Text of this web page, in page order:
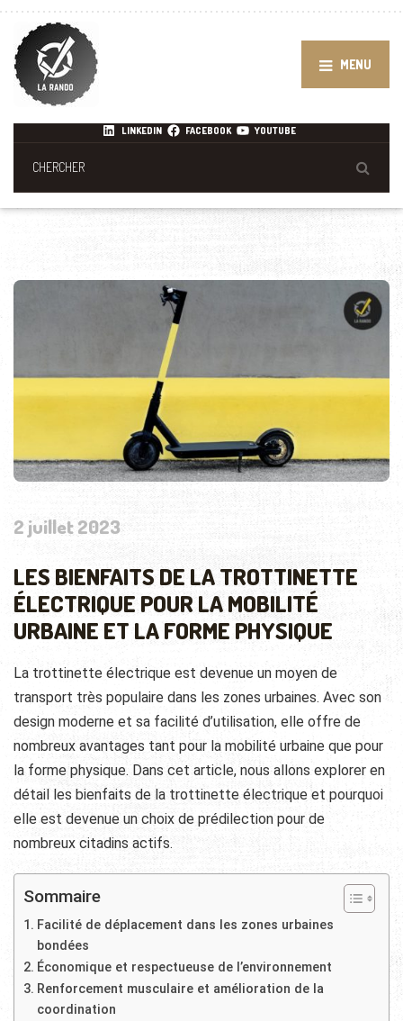
MENU
LINKEDIN FACEBOOK YOUTUBE
2 juillet 2023
LES BIENFAITS DE LA TROTTINETTE
ÉLECTRIQUE POUR LA MOBILITÉ
URBAINE ET LA FORME PHYSIQUE
La trottinette électrique est devenue un moyen de
transport très populaire dans les zones urbaines. Avec son
design moderne et sa facilité d’utilisation, elle offre de
nombreux avantages tant pour la mobilité urbaine que pour
la forme physique. Dans cet article, nous allons explorer en
détail les bienfaits de la trottinette électrique et pourquoi
elle est devenue un choix de prédilection pour de
nombreux citadins actifs.
Sommaire
Facilité de déplacement dans les zones urbaines
bondées
Économique et respectueuse de l’environnement
Renforcement musculaire et amélioration de la
coordination